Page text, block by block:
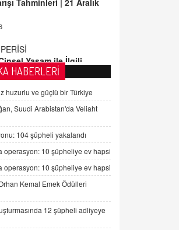
Yaşam ile İlgili
00:11
DOĞAN
korunması ve dijital
Hangi Önlemler
HABERLERİ
huzurlu ve güçlü bir Türkiye
Suudi Arabistan'da Veliaht
104 şüpheli yakalandı
operasyon: 10 şüpheliye ev hapsi
operasyon: 10 şüpheliye ev hapsi
Kemal Emek Ödülleri
12 şüpheli adliyeye